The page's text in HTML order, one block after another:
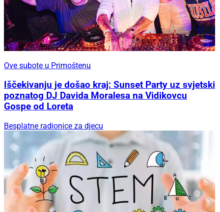
Ove subote u Primoštenu
Iščekivanju je došao kraj: Sunset Party uz svjetski
poznatog DJ Davida Moralesa na Vidikovcu
Gospe od Loreta
Besplatne radionice za djecu